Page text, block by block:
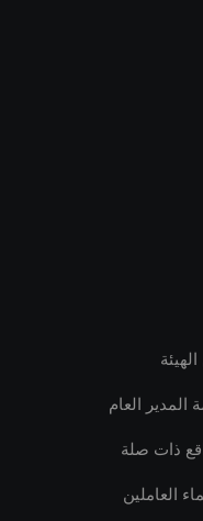
المدير العام
ذات صلة
العاملين